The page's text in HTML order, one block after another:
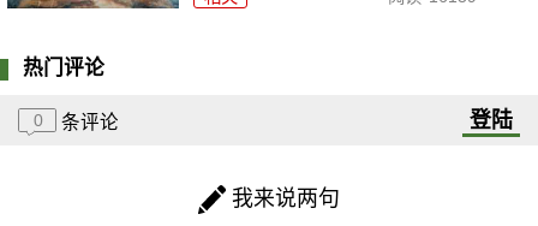
热门评论
0 条评论 登陆
我来说两句